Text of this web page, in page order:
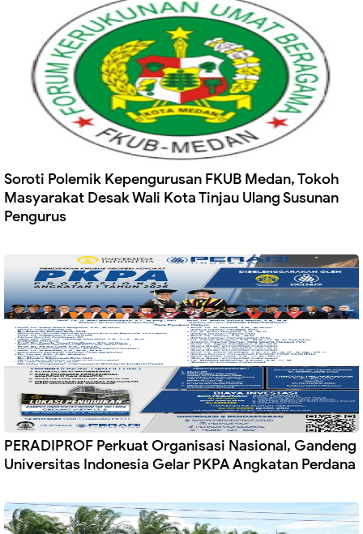
Soroti Polemik Kepengurusan FKUB Medan, Tokoh
Masyarakat Desak Wali Kota Tinjau Ulang Susunan
Pengurus
PERADIPROF Perkuat Organisasi Nasional, Gandeng
Universitas Indonesia Gelar PKPA Angkatan Perdana